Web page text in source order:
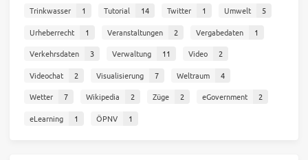
Trinkwasser
1 Tutorial 14 Twitter 1 Umwelt
5
Urheberrecht
1 Veranstaltungen 2 Vergabedaten
1
Verkehrsdaten
3 Verwaltung 11 Video
2
Videochat
2 Visualisierung 7 Weltraum
4
Wetter
7 Wikipedia 2 Züge 2 eGovernment
2
eLearning
1 ÖPNV 1